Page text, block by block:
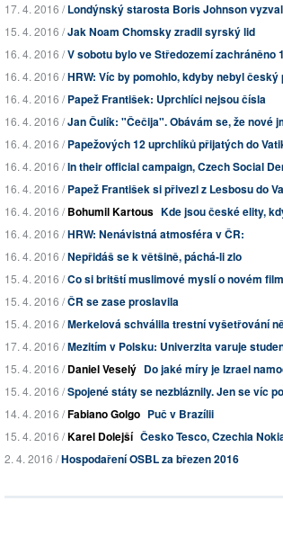
17. 4. 2016 /Londýnský starosta Boris Johnson
15. 4. 2016 /Jak Noam Chomsky zradil syrský lid
16. 4. 2016 /V sobotu bylo ve Středozemí zachráněno
16. 4. 2016 /HRW: Víc by pomohlo, kdyby nebyl
16. 4. 2016 /Papež František: Uprchlíci nejsou čísla
16. 4. 2016 /Jan Čulík: "Čečija". Obávám se, že nové
16. 4. 2016 /Papežových 12 uprchlíků přijatých do
16. 4. 2016 /In their official campaign, Czech Social
16. 4. 2016 /Papež František si přivezl z Lesbosu do
16. 4. 2016 /Bohumil Kartous Kde jsou české elity,
16. 4. 2016 /HRW: Nenávistná atmosféra v ČR:
16. 4. 2016 /Nepřidáš se k většině, páchá-li zlo
15. 4. 2016 /Co si britští muslimové myslí o novém
15. 4. 2016 /ČR se zase proslavila
15. 4. 2016 /Merkelová schválila trestní vyšetřování
17. 4. 2016 /Mezitím v Polsku: Univerzita varuje
15. 4. 2016 /Daniel Veselý Do jaké míry je Izrael
15. 4. 2016 /Spojené státy se nezbláznily. Jen se víc
14. 4. 2016 /Fabiano Golgo Puč v Brazílii
15. 4. 2016 /Karel Dolejší Česko Tesco, Czechia
2. 4. 2016 /Hospodaření OSBL za březen 2016